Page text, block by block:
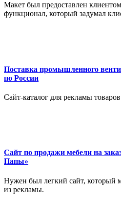
Макет был предоставлен
функционал, который задумал
Поставка промышленного
по России
Сайт-каталог для рекламы
Сайт по продажи мебели на
Папы»
Нужен был легкий сайт, который
из рекламы.